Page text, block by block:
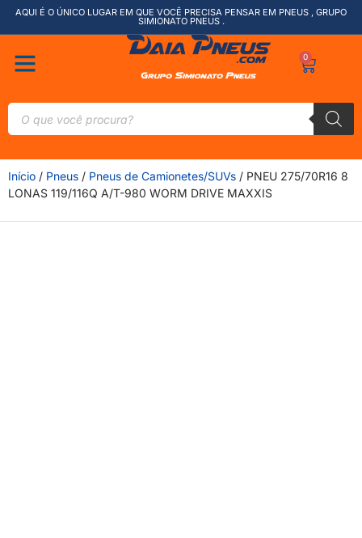
AQUI É O ÚNICO LUGAR EM QUE VOCÊ PRECISA PENSAR EM PNEUS , GRUPO
SIMIONATO PNEUS .
0
Início / Pneus / Pneus de Camionetes/SUVs / PNEU 275/70R16 8
LONAS 119/116Q A/T-980 WORM DRIVE MAXXIS